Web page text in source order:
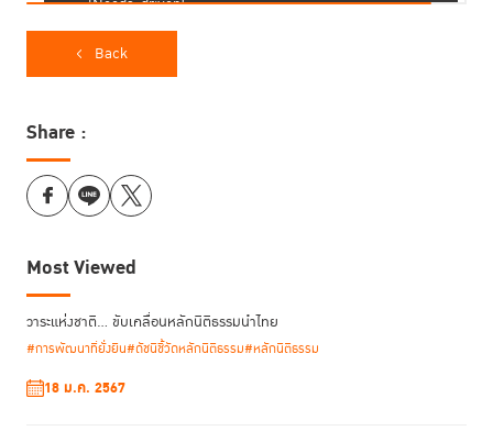
(Needs-driven)
เริ่มจากการใช้ข้อมูลหลักฐาน วิเคราะห์ว่าใครยังไม่ได้รับความช่วยเหลือ
ใช้เทคโนโลยีดิจิทัลเข้ามาช่วยลดเวลา ค่าใช้จ่าย และลดการตีตรา” ดร. พิเศษ
ค่อย ๆ ได้รับการยอมรับทั้งในอาเซียนและระดับโลก เพราะนอกจากจะช่วยให้
กระบวนการยุติธรรมตอบสนองต่อสังคมได้มีประสิทธิภาพกว่าระบบยุติธรรม
เป็นแรงขับเคลื่อน (data-driven justice) ทำให้ผู้กำหนดนโยบายตระหนักว่า
ควรกำหนดนโยบายอย่างไรเพื่อให้ประชาชนได้ประโยชน์สูงสุด
ก่อนทิ้งท้ายว่า การประชุมในครั้งนี้เป็นโอกาสที่จะได้เรียนรู้นวัตกรรม ทั้ง
โมเดลการให้บริการทางกฎหมายอื่นใด ตลอดจนการร่วมกันสร้างมาตรฐานการ
Back
Share :
Most Viewed
วาระแห่งชาติ… ขับเคลื่อนหลักนิติธรรมนำไทย
#การพัฒนาที่ยั่งยืน#ดัชนีชี้วัดหลักนิติธรรม#หลักนิติธรรม
18 ม.ค. 2567